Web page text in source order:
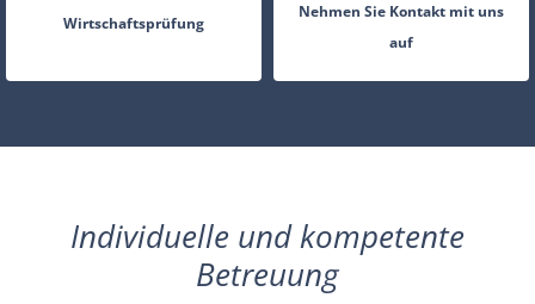
Wirtschaftsprüfung
Nehmen Sie Kontakt mit uns
auf
Individuelle und kompetente
Betreuung